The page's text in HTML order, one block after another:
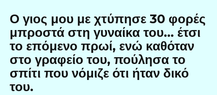
Ο γιος μου με χτύπησε 30 φορές
μπροστά στη γυναίκα του… έτσι
το επόμενο πρωί, ενώ καθόταν
στο γραφείο του, πούλησα το
σπίτι που νόμιζε ότι ήταν δικό
του.